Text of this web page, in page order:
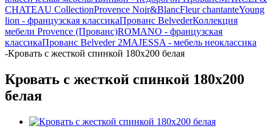
CHATEAU CollectionProvence Noir&BlancFleur chantanteYoung
lion - французская классикаПрованс BelvederКоллекция
мебели Provence (Прованс)ROMANO - французская
классикаПрованс Belveder 2MAJESSA - мебель неоклассика
-Кровать с жесткой спинкой 180x200 белая
Кровать с жесткой спинкой 180x200
белая